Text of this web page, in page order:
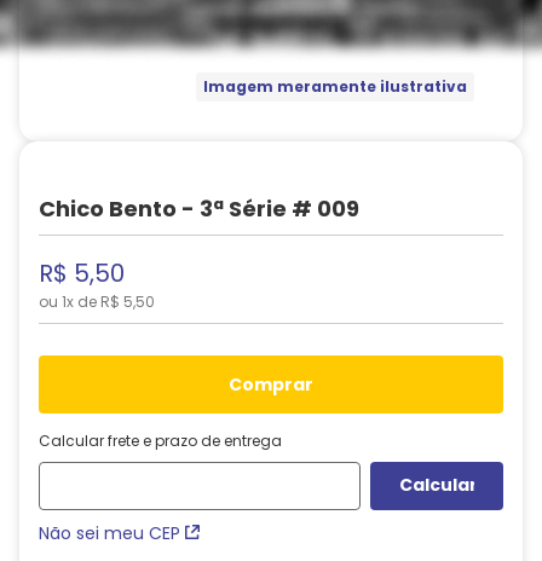
Imagem meramente ilustrativa
Chico Bento - 3ª Série # 009
R$ 5,50
ou 1x de R$ 5,50
comprar
Calcular frete e prazo de entrega
Não sei meu CEP